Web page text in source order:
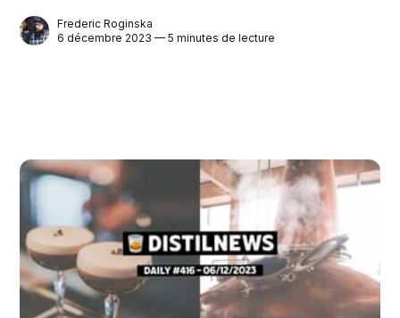
Frederic Roginska
6 décembre 2023 — 5 minutes de lecture